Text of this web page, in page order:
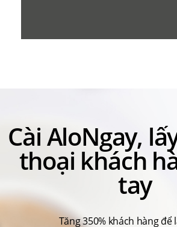
Cài AloNgay,
thoại khách
tay
Tăng 350% khách hàng để